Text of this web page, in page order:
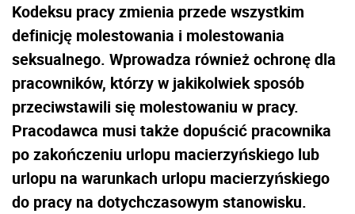
Kodeksu pracy zmienia przede wszystkim
definicję molestowania i molestowania
seksualnego. Wprowadza również ochronę dla
pracowników, którzy w jakikolwiek sposób
przeciwstawili się molestowaniu w pracy.
Pracodawca musi także dopuścić pracownika
po zakończeniu urlopu macierzyńskiego lub
urlopu na warunkach urlopu macierzyńskiego
do pracy na dotychczasowym stanowisku.